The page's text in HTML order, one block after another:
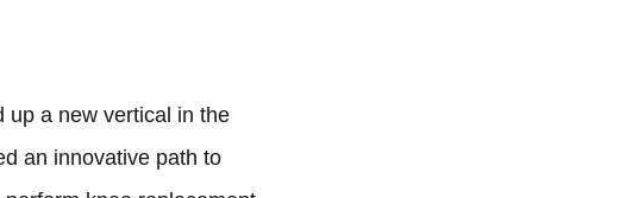
up a new vertical in the
an innovative path to